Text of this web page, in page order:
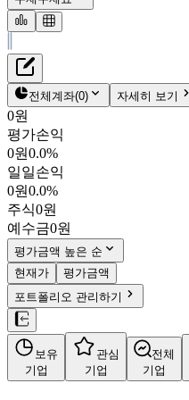
한솔아이원스
9,640원
114810
KOSDAQ
시가총액
PBR1.26
PER11.69
fPER 7.98
배당수익률-
자사주비율3.31%
결산월12월
사업정보
더보기
재무정보
펀더멘탈
밸류에이션
주주환원
컨센서스
주식정보
전체계좌(0) 자세히 보기
0원
평가손익
0원0.0%
일일손익
0원0.0%
주식0원
예수금0원
평가금액 높은 순
현재가
평가금액
포트폴리오 관리하기
보유
기업
관심
기업
전체
기업